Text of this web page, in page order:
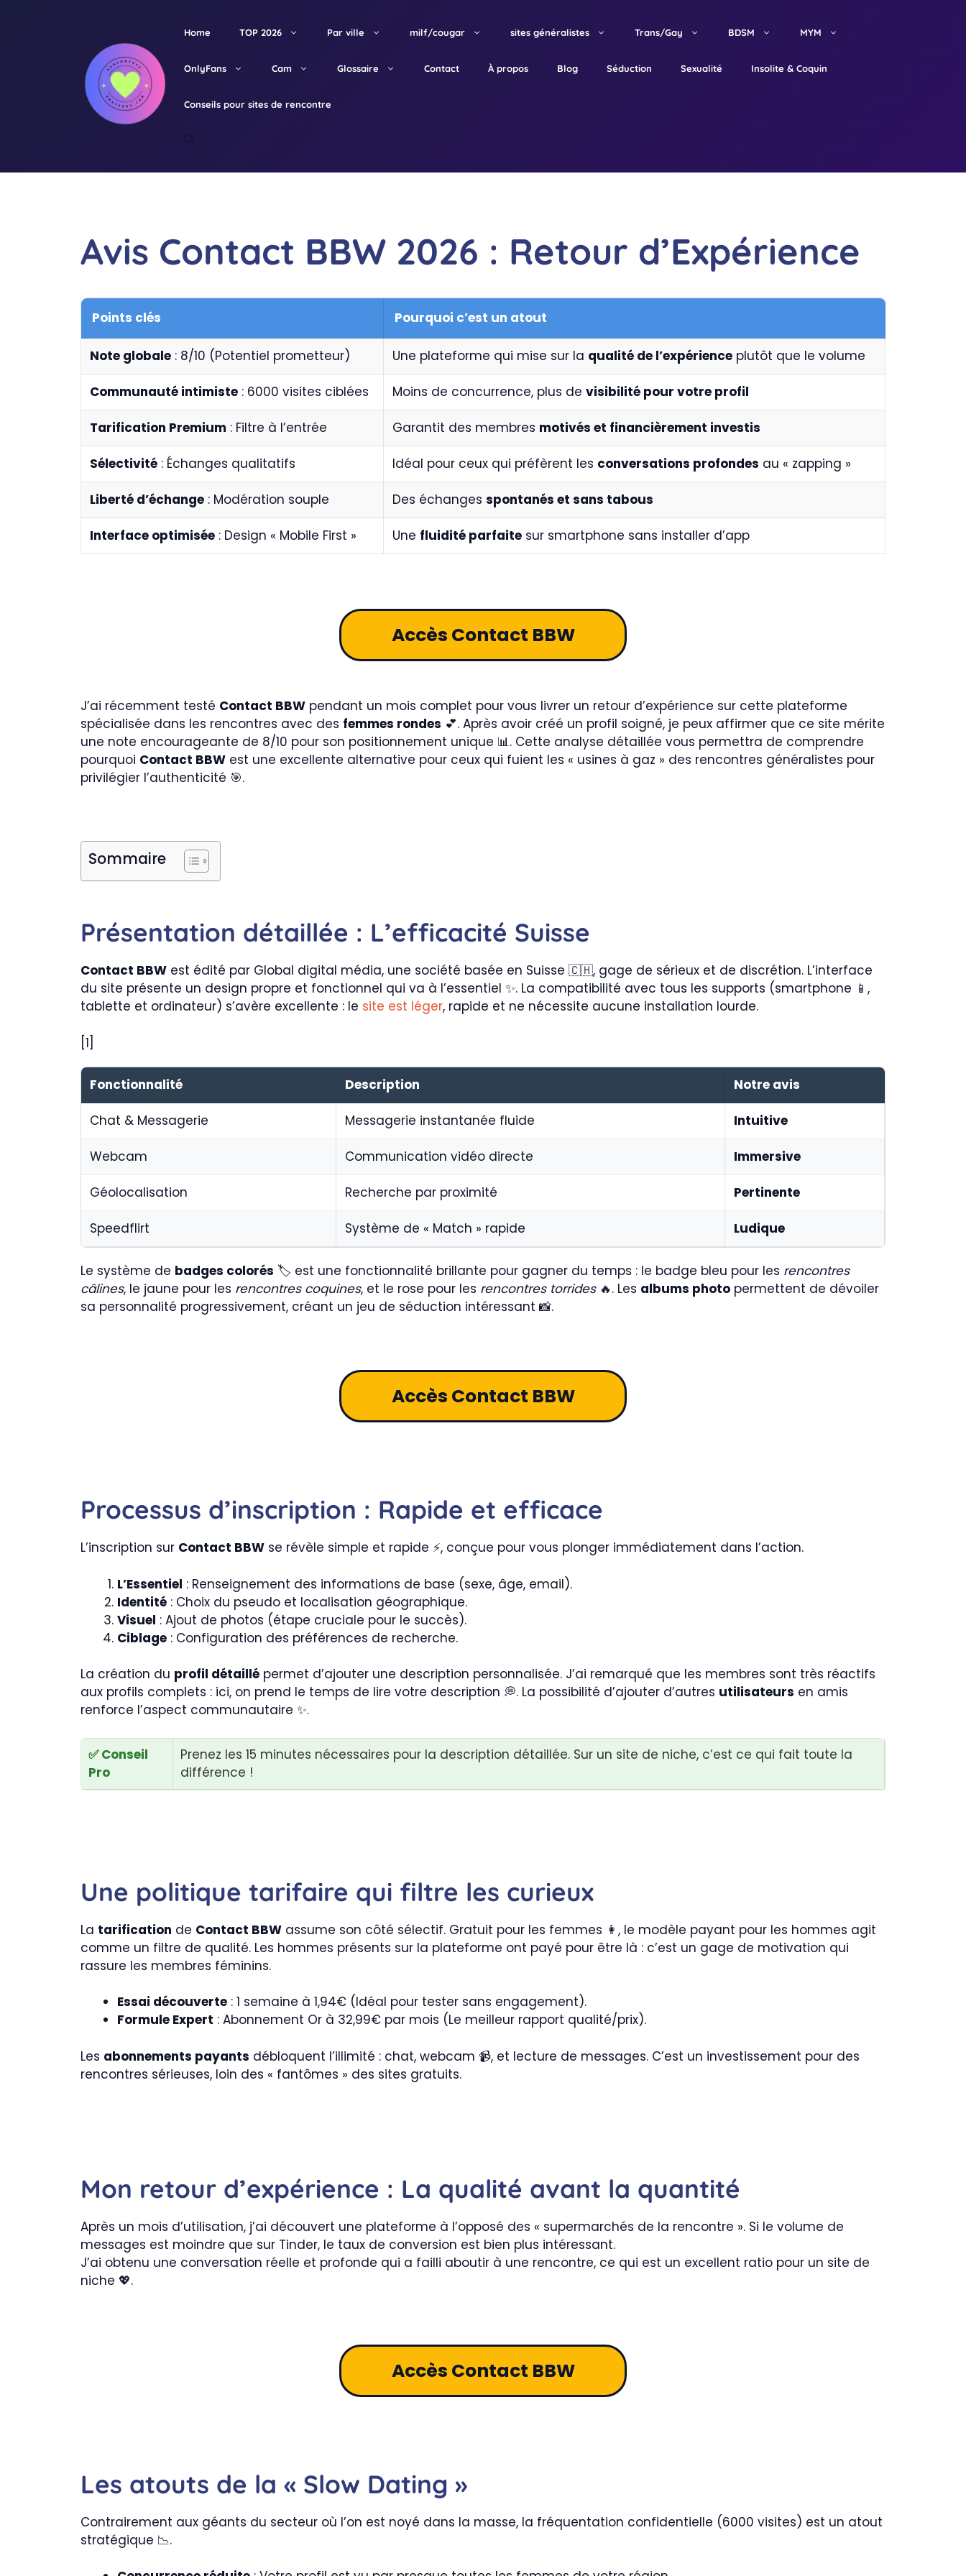
Home TOP 2026 Par ville milf/cougar sites généralistes Trans/Gay BDSM MYM
OnlyFans Cam Glossaire Contact À propos Blog Séduction Sexualité Insolite & Coquin
Conseils pour sites de rencontre
Avis Contact BBW 2026 : Retour d’Expérience
Points clés Pourquoi c’est un atout
Note globale : 8/10 (Potentiel prometteur) Une plateforme qui mise sur la qualité de l’expérience plutôt que le volume
Communauté intimiste : 6000 visites ciblées Moins de concurrence, plus de visibilité pour votre profil
Tarification Premium : Filtre à l’entrée Garantit des membres motivés et financièrement investis
Sélectivité : Échanges qualitatifs Idéal pour ceux qui préfèrent les conversations profondes au « zapping »
Liberté d’échange : Modération souple Des échanges spontanés et sans tabous
Interface optimisée : Design « Mobile First » Une fluidité parfaite sur smartphone sans installer d’app
Accès Contact BBW
J’ai récemment testé Contact BBW pendant un mois complet pour vous livrer un retour d’expérience sur cette plateforme
spécialisée dans les rencontres avec des femmes rondes 💕. Après avoir créé un profil soigné, je peux affirmer que ce site mérite
une note encourageante de 8/10 pour son positionnement unique 📊. Cette analyse détaillée vous permettra de comprendre
pourquoi Contact BBW est une excellente alternative pour ceux qui fuient les « usines à gaz » des rencontres généralistes pour
privilégier l’authenticité 🎯.
Sommaire
Présentation détaillée : L’efficacité Suisse
Contact BBW est édité par Global digital média, une société basée en Suisse 🇨🇭, gage de sérieux et de discrétion. L’interface
du site présente un design propre et fonctionnel qui va à l’essentiel ✨. La compatibilité avec tous les supports (smartphone 📱,
tablette et ordinateur) s’avère excellente : le site est léger, rapide et ne nécessite aucune installation lourde.
[1]
Fonctionnalité Description Notre avis
Chat & Messagerie Messagerie instantanée fluide Intuitive
Webcam Communication vidéo directe Immersive
Géolocalisation Recherche par proximité Pertinente
Speedflirt Système de « Match » rapide Ludique
Le système de badges colorés 🏷️ est une fonctionnalité brillante pour gagner du temps : le badge bleu pour les rencontres
câlines, le jaune pour les rencontres coquines, et le rose pour les rencontres torrides🔥. Les albums photo permettent de dévoiler
sa personnalité progressivement, créant un jeu de séduction intéressant 📸.
Accès Contact BBW
Processus d’inscription : Rapide et efficace
L’inscription sur Contact BBW se révèle simple et rapide ⚡, conçue pour vous plonger immédiatement dans l’action.
L’Essentiel : Renseignement des informations de base (sexe, âge, email).
Identité : Choix du pseudo et localisation géographique.
Visuel : Ajout de photos (étape cruciale pour le succès).
Ciblage : Configuration des préférences de recherche.
La création du profil détaillé permet d’ajouter une description personnalisée. J’ai remarqué que les membres sont très réactifs
aux profils complets : ici, on prend le temps de lire votre description 💭. La possibilité d’ajouter d’autres utilisateurs en amis
renforce l’aspect communautaire ✨.
✅ Conseil
Pro
Prenez les 15 minutes nécessaires pour la description détaillée. Sur un site de niche, c’est ce qui fait toute la
différence !
Une politique tarifaire qui filtre les curieux
La tarification de Contact BBW assume son côté sélectif. Gratuit pour les femmes 👩, le modèle payant pour les hommes agit
comme un filtre de qualité. Les hommes présents sur la plateforme ont payé pour être là : c’est un gage de motivation qui
rassure les membres féminins.
Essai découverte : 1 semaine à 1,94€ (Idéal pour tester sans engagement).
Formule Expert : Abonnement Or à 32,99€ par mois (Le meilleur rapport qualité/prix).
Les abonnements payants débloquent l’illimité : chat, webcam 📹, et lecture de messages. C’est un investissement pour des
rencontres sérieuses, loin des « fantômes » des sites gratuits.
Mon retour d’expérience : La qualité avant la quantité
Après un mois d’utilisation, j’ai découvert une plateforme à l’opposé des « supermarchés de la rencontre ». Si le volume de
messages est moindre que sur Tinder, le taux de conversion est bien plus intéressant.
J’ai obtenu une conversation réelle et profonde qui a failli aboutir à une rencontre, ce qui est un excellent ratio pour un site de
niche 💖.
Accès Contact BBW
Les atouts de la « Slow Dating »
Contrairement aux géants du secteur où l’on est noyé dans la masse, la fréquentation confidentielle (6000 visites) est un atout
stratégique 📉.